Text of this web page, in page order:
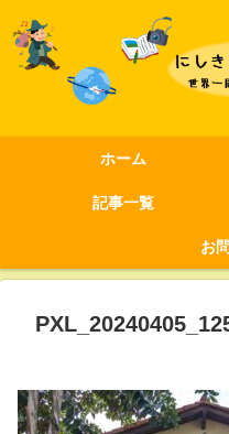
ホーム
記事一覧
お